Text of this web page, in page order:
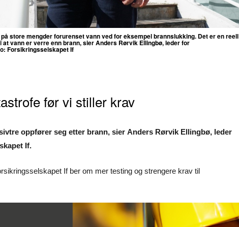
store mengder forurenset vann ved for eksempel brannslukking. Det er en reell
vann er verre enn brann, sier Anders Rørvik Ellingbø, leder for
Forsikringsselskapet If
før vi stiller krav
oppfører seg etter brann, sier Anders Rørvik Ellingbø, leder
If.
If ber om mer testing og strengere krav til